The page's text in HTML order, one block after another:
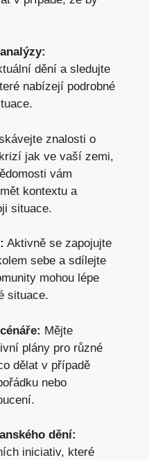
dění a sledujte
nabízejí podrobné
znalosti o
jak ve vaší zemi,
vám
kontextu a
situace.
Aktivně se zapojujte
sebe a sdílejte
mohou lépe
situace.
Mějte
plány pro různé
dělat v případě
nebo
dění:
iniciativ, které